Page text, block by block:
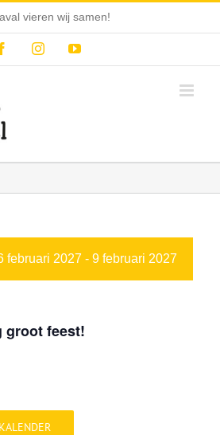
vieren wij samen!
FacebookInstagramYouTube
februari 2027 - 9 februari 2027
groot feest!